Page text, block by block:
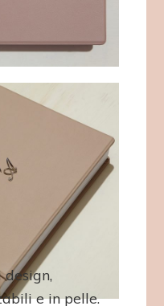
e in pelle.